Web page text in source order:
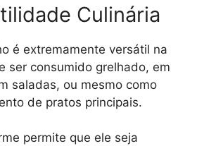
Culinária
é extremamente versátil na
ser consumido grelhado, em
saladas, ou mesmo como
de pratos principais.
permite que ele seja